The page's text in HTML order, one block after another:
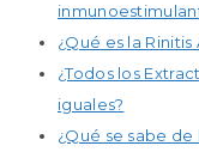
¿Qué es la Rinitis
¿Todos los
iguales?
¿Qué se sabe de